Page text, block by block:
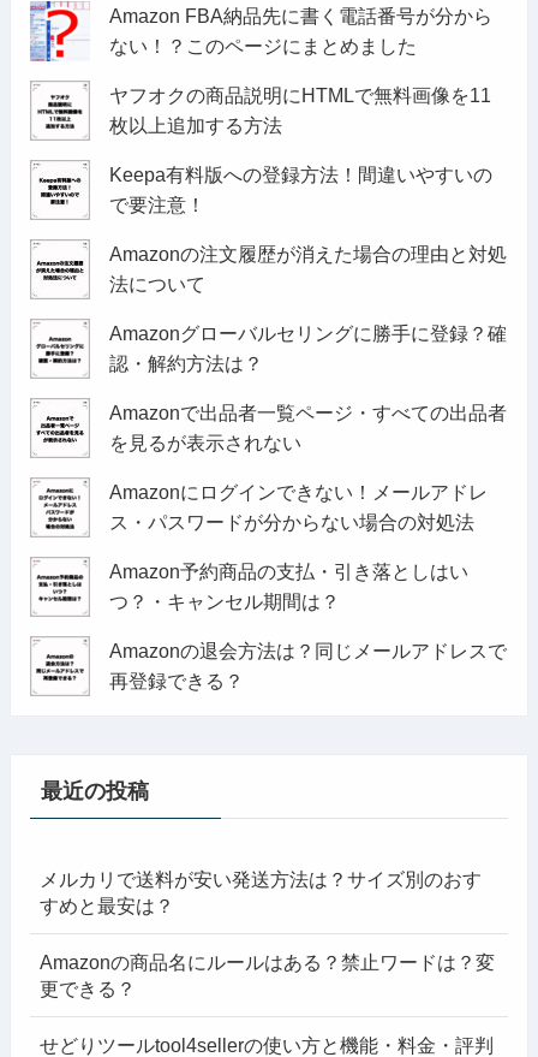
Amazon FBA納品先に書く電話番号が分から
ない！？このページにまとめました
ヤフオクの商品説明にHTMLで無料画像を11
枚以上追加する方法
Keepa有料版への登録方法！間違いやすいの
で要注意！
Amazonの注文履歴が消えた場合の理由と対処
法について
Amazonグローバルセリングに勝手に登録？確
認・解約方法は？
Amazonで出品者一覧ページ・すべての出品者
を見るが表示されない
Amazonにログインできない！メールアドレ
ス・パスワードが分からない場合の対処法
Amazon予約商品の支払・引き落としはい
つ？・キャンセル期間は？
Amazonの退会方法は？同じメールアドレスで
再登録できる？
最近の投稿
メルカリで送料が安い発送方法は？サイズ別のおす
すめと最安は？
Amazonの商品名にルールはある？禁止ワードは？変
更できる？
せどりツールtool4sellerの使い方と機能・料金・評判